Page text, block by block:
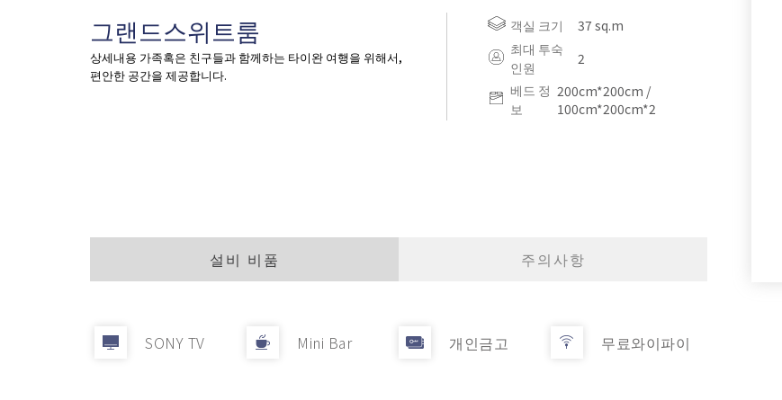
그랜드스위트룸
상세내용 가족혹은 친구들과 함께하는 타이완 여행을 위해서,
편안한 공간을 제공합니다.
객실 크기
37 sq.m
최대 투숙
인원
2
베드 정
보
200cm*200cm /
100cm*200cm*2
설비 비품 주의사항
SONY TV Mini Bar 개인금고 무료와이파이